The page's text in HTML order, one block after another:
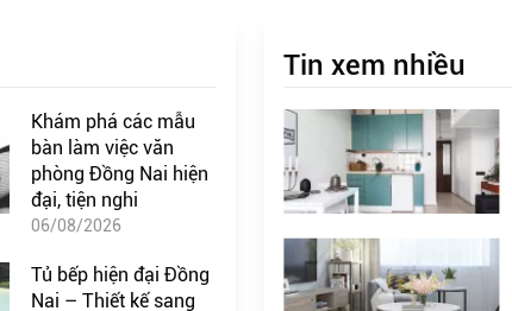
Khám phá các mẫu
bàn làm việc văn
phòng Đồng Nai hiện
đại, tiện nghi
06/08/2026
Tủ bếp hiện đại Đồng
Nai – Thiết kế sang
Tin xem nhiều